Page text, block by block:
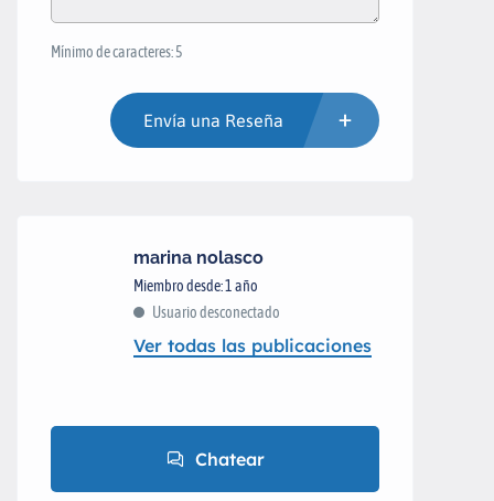
Mínimo de caracteres: 5
Envía una Reseña
marina nolasco
Miembro desde: 1 año
Usuario desconectado
Ver todas las publicaciones
Chatear